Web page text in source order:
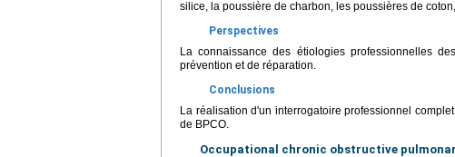
silice, la poussière de charbon, les poussières de
Perspectives
La connaissance des étiologies professionnelles
prévention et de réparation.
Conclusions
La réalisation d'un interrogatoire professionnel
de BPCO.
Occupational chronic obstructive